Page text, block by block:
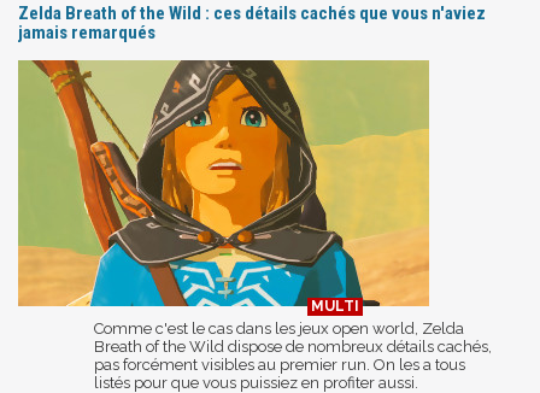
Zelda Breath of the Wild : ces détails cachés que vous n'aviez
jamais remarqués
Comme c'est le cas dans les jeux open world, Zelda
Breath of the Wild dispose de nombreux détails cachés,
pas forcément visibles au premier run. On les a tous
listés pour que vous puissiez en profiter aussi.